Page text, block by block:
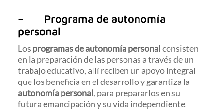
– Programa de autonomía
personal
Los programas de autonomía personalconsisten
en la preparación de las personas a través de un
trabajo educativo, allí reciben un apoyo integral
que los beneficia en el desarrollo y garantiza la
autonomía personal, para prepararlos en su
futura emancipación y su vida independiente.